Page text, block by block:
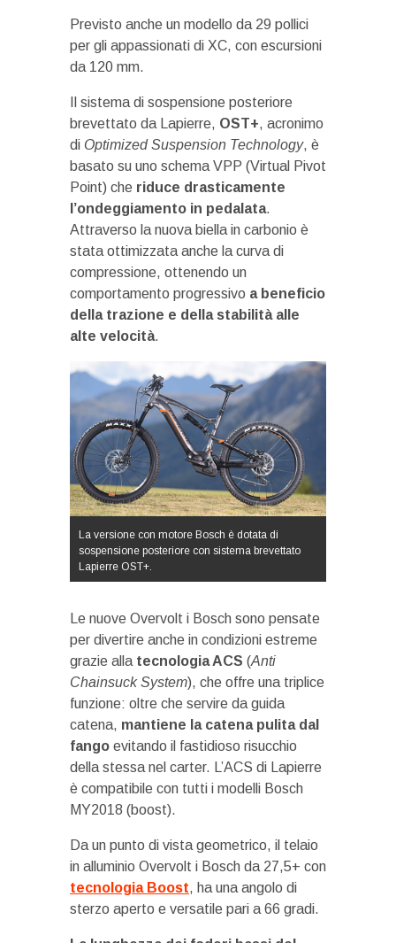
Previsto anche un modello da 29 pollici
per gli appassionati di XC, con escursioni
da 120 mm.
Il sistema di sospensione posteriore
brevettato da Lapierre, OST+, acronimo
di Optimized Suspension Technology, è
basato su uno schema VPP (Virtual Pivot
Point) che riduce drasticamente
l’ondeggiamento in pedalata.
Attraverso la nuova biella in carbonio è
stata ottimizzata anche la curva di
compressione, ottenendo un
comportamento progressivo a beneficio
della trazione e della stabilità alle
alte velocità.
La versione con motore Bosch è dotata di
sospensione posteriore con sistema brevettato
Lapierre OST+.
Le nuove Overvolt i Bosch sono pensate
per divertire anche in condizioni estreme
grazie alla tecnologia ACS (Anti
Chainsuck System), che offre una triplice
funzione: oltre che servire da guida
catena, mantiene la catena pulita dal
fango evitando il fastidioso risucchio
della stessa nel carter. L’ACS di Lapierre
è compatibile con tutti i modelli Bosch
MY2018 (boost).
Da un punto di vista geometrico, il telaio
in alluminio Overvolt i Bosch da 27,5+ con
tecnologia Boost, ha una angolo di
sterzo aperto e versatile pari a 66 gradi.